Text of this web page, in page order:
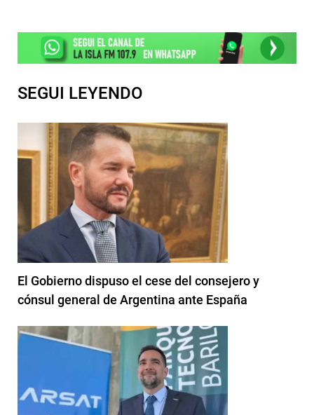
SEGUI LEYENDO
El Gobierno dispuso el cese del consejero y
cónsul general de Argentina ante España